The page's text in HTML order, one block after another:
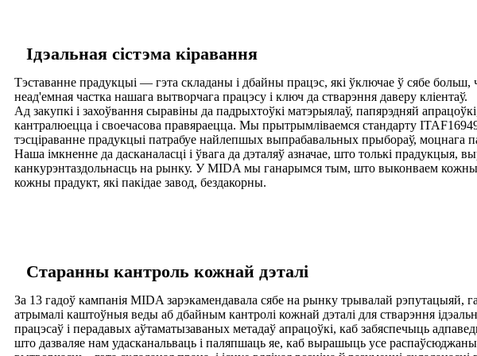
Ідэальная сістэма кіравання
Тэставанне прадукцыі — гэта складаны і дбайны працэс, які ўключае ў сябе
неад'емная частка нашага вытворчага працэсу і ключ да стварэння даверу кліентаў.
Ад закупкі і захоўвання сыравіны да падрыхтоўкі матэрыялаў, папярэдняй
кантралюецца і своечасова правяраецца. Мы прытрымліваемся стандарту
тэсціраванне прадукцыі патрабуе найлепшых выпрабавальных прыбораў, моцнага
Наша імкненне да дасканаласці і ўвага да дэталяў азначае, што толькі прадукцыя,
канкурэнтаздольнасць на рынку. У MIDA мы ганарымся тым, што выконваем кожны
кожны прадукт, які пакідае завод, бездакорны.
Старанны кантроль кожнай дэталі
За 13 гадоў кампанія MIDA зарэкамендавала сябе на рынку трывалай
атрымалі каштоўныя веды аб дбайным кантролі кожнай дэталі для стварэння
працэсаў і перадавых аўтаматызаваных метадаў апрацоўкі, каб забяспечыць
што дазваляе нам удасканальваць і паляпшаць яе, каб вырашыць усе